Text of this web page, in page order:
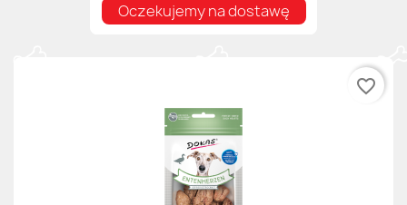
Oczekujemy na dostawę
favorite_border